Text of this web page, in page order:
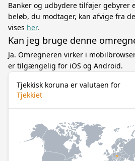
Banker og udbydere tilføjer gebyrer
beløb, du modtager, kan afvige fra
vises her.
Kan jeg bruge denne
Ja. Omregneren virker i
er tilgængelig for iOS og Android.
Tjekkisk koruna er valutaen for
Tjekkiet